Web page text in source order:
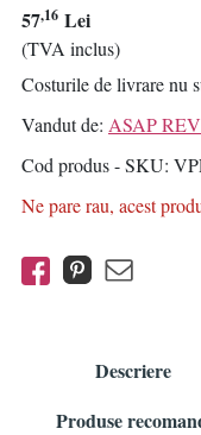
57,16 Lei
(TVA inclus)
Costurile de livrare nu
Vandut de: ASAP
Cod produs - SKU
Ne pare rau, acest
Descriere
Produse